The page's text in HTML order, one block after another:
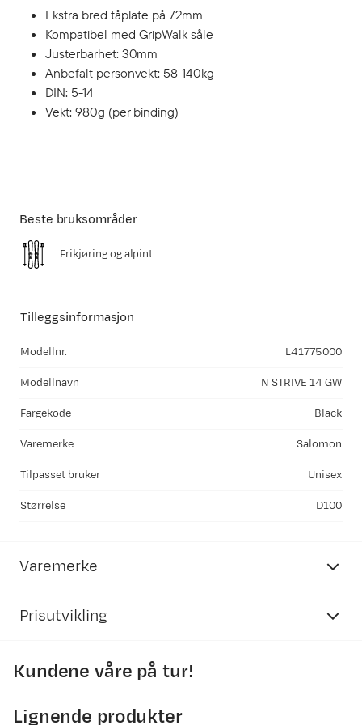
Ekstra bred tåplate på 72mm
Kompatibel med GripWalk såle
Justerbarhet: 30mm
Anbefalt personvekt: 58-140kg
DIN: 5-14
Vekt: 980g (per binding)
Tilleggsinformasjon
Modellnr. L41775000
Modellnavn N STRIVE 14 GW
Fargekode Black
Varemerke Salomon
Tilpasset bruker Unisex
Størrelse D100
Beste bruksområder
Frikjøring og alpint
Varemerke
Prisutvikling
3500
4500
Kundene våre på tur!
Lignende produkter